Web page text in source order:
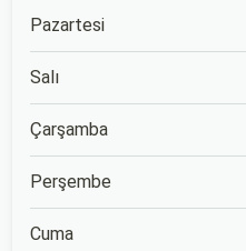
Pazartesi
Salı
Çarşamba
Perşembe
Cuma